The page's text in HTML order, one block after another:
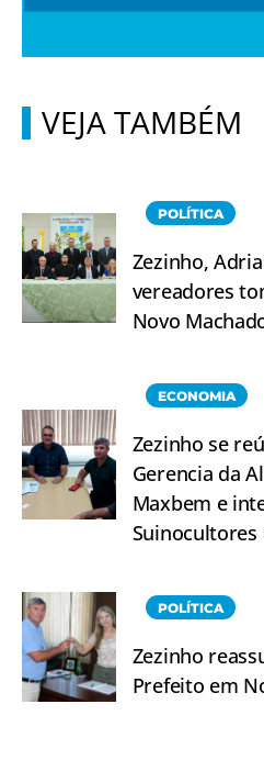
VEJA TAMBÉM
POLÍTICA
Zezinho,
vereadores
Novo
ECONOMIA
Zezinho se
Gerencia da
Maxbem e
POLÍTICA
Zezinho
Prefeito em